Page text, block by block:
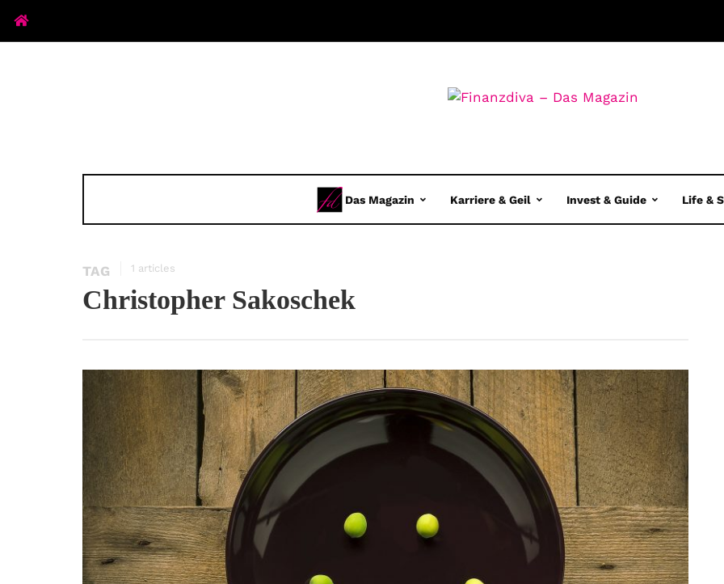
Das Magazin Karriere & Geil Invest & Guide Life &
TAG 1 articles
Christopher Sakoschek